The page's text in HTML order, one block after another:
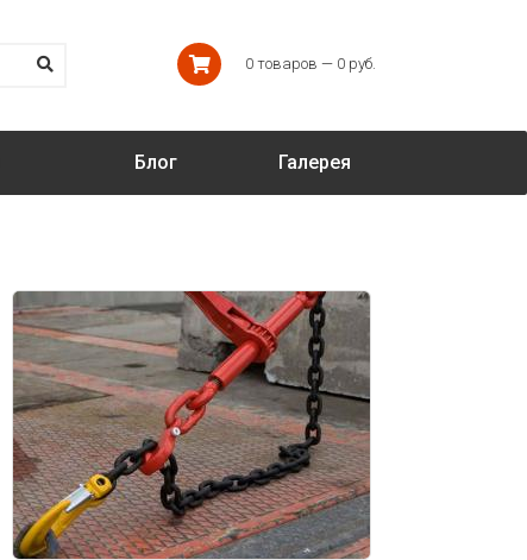
0 товаров — 0 руб.
Блог Галерея